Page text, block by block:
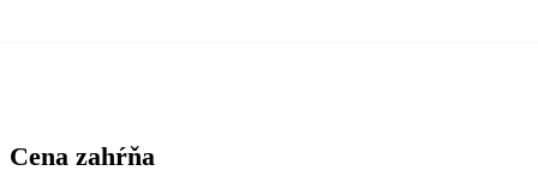
Cena zahŕňa